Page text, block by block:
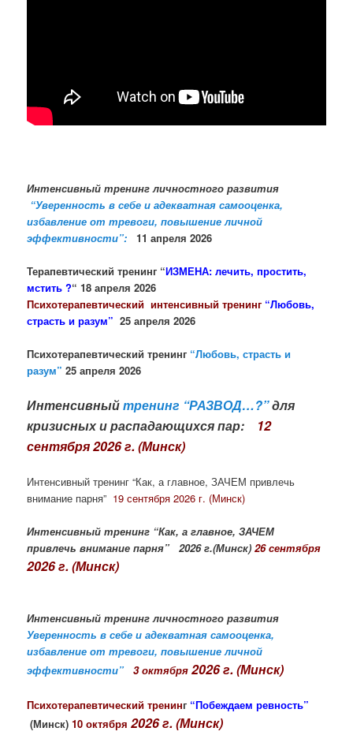
Интенсивный тренинг личностного развития
“Уверенность в себе и адекватная самооценка,
избавление от тревоги, повышение личной
эффективности”:11 апреля 2026
Терапевтический тренинг “ИЗМЕНА: лечить, простить,
мстить ?“ 18 апреля 2026
Психотерапевтический интенсивный тренинг “Любовь,
страсть и разум” 25 апреля 2026
Психотерапевтический тренинг “Любовь, страсть и
разум” 25 апреля 2026
Интенсивныйтренинг “РАЗВОД…?”для
кризисных и распадающихся пар: 12
сентября 2026 г. (Минск)
Интенсивный тренинг “Как, а главное, ЗАЧЕМ привлечь
внимание парня” 19 сентября 2026 г. (Минск)
Интенсивный тренинг “Как, а главное, ЗАЧЕМ
привлечь внимание парня” 2026 г.(Минск)26 сентября
2026 г. (Минск)
Интенсивный тренинг личностного развития
Уверенность в себе и адекватная самооценка,
избавление от тревоги, повышение личной
эффективности”
3 октября2026 г. (Минск)
Психотерапевтический тренинг “Побеждаем ревность”
(Минск)10 октября2026 г. (Минск)